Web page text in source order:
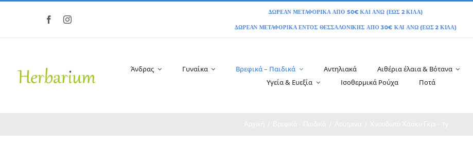
Άνδρας Γυναίκα Βρεφικά – Παιδικά Αντηλιακά Αιθέρια έλαια & Βότανα
Υγεία & Ευεξία
Ισοθερμικά Ρούχα Ποτά